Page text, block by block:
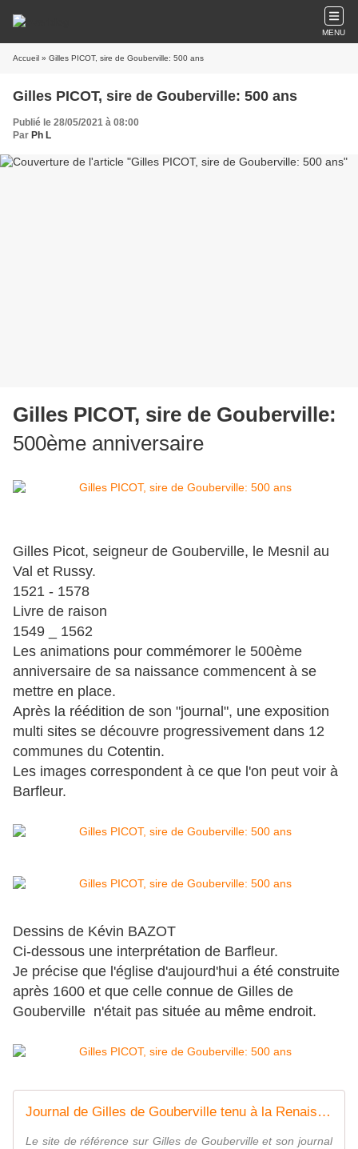
MENU
Accueil » Gilles PICOT, sire de Gouberville: 500 ans
Gilles PICOT, sire de Gouberville: 500 ans
Publié le 28/05/2021 à 08:00
Par Ph L
Gilles PICOT, sire de Gouberville:
500ème anniversaire
Gilles Picot, seigneur de Gouberville, le Mesnil au
Val et Russy.
1521 - 1578
Livre de raison
1549 _ 1562
Les animations pour commémorer le 500ème
anniversaire de sa naissance commencent à se
mettre en place.
Après la réédition de son "journal", une exposition
multi sites se découvre progressivement dans 12
communes du Cotentin.
Les images correspondent à ce que l'on peut voir à
Barfleur.
Dessins de Kévin BAZOT
Ci-dessous une interprétation de Barfleur.
Je précise que l'église d'aujourd'hui a été construite
après 1600 et que celle connue de Gilles de
Gouberville n'était pas située au même endroit.
Journal de Gilles de Gouberville tenu à la Renaissance | Comité Gouberville
Le site de référence sur Gilles de Gouberville et son journal